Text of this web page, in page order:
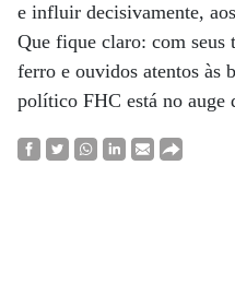
e influir decisivamente,
Que fique claro: com seus
ferro e ouvidos atentos às
político FHC está no auge